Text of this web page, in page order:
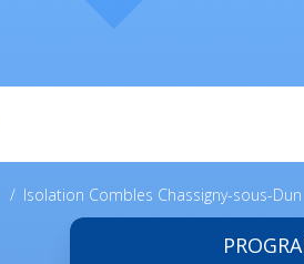
/ Isolation Combles Chassigny-sous-Dun